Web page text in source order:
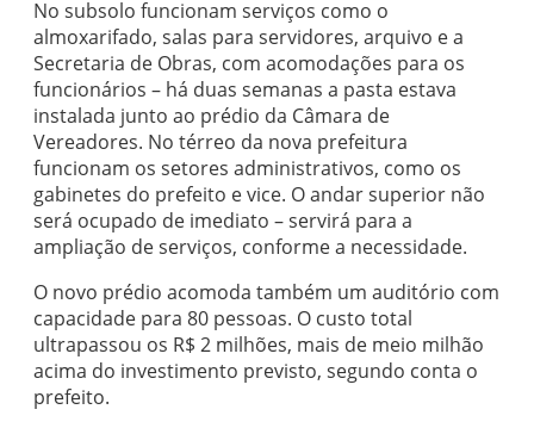
No subsolo funcionam serviços como o
almoxarifado, salas para servidores, arquivo e a
Secretaria de Obras, com acomodações para os
funcionários – há duas semanas a pasta estava
instalada junto ao prédio da Câmara de
Vereadores. No térreo da nova prefeitura
funcionam os setores administrativos, como os
gabinetes do prefeito e vice. O andar superior não
será ocupado de imediato – servirá para a
ampliação de serviços, conforme a necessidade.
O novo prédio acomoda também um auditório com
capacidade para 80 pessoas. O custo total
ultrapassou os R$ 2 milhões, mais de meio milhão
acima do investimento previsto, segundo conta o
prefeito.